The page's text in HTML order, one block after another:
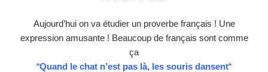
Aujourd’hui on va étudier un proverbe français ! Une
expression amusante ! Beaucoup de français sont comme
ça
“Quand le chat n’est pas là, les souris dansent“